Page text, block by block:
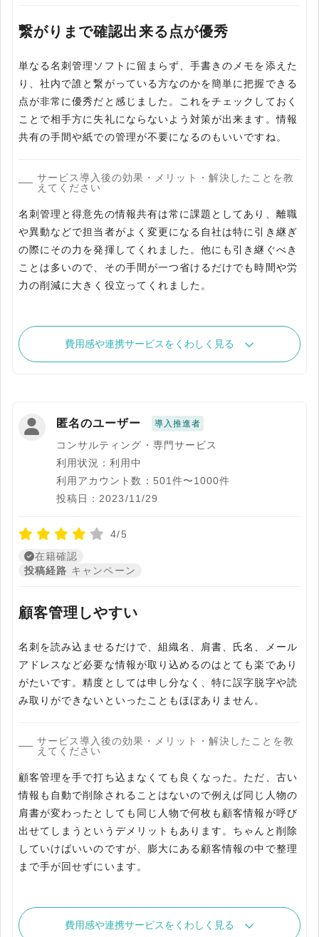
繋がりまで確認出来る点が優秀
単なる名刺管理ソフトに留まらず、手書きのメモを添えた
り、社内で誰と繋がっている方なのかを簡単に把握できる
点が非常に優秀だと感じました。これをチェックしておく
ことで相手方に失礼にならないよう対策が出来ます。情報
共有の手間や紙での管理が不要になるのもいいですね。
サービス導入後の効果・メリット・解決したことを教
えてください
名刺管理と得意先の情報共有は常に課題としてあり、離職
や異動などで担当者がよく変更になる自社は特に引き継ぎ
の際にその力を発揮してくれました。他にも引き継ぐべき
ことは多いので、その手間が一つ省けるだけでも時間や労
力の削減に大きく役立ってくれました。
費用感や連携サービスをくわしく見る
匿名のユーザー 導入推進者
コンサルティング・専門サービス
利用状況：利用中
利用アカウント数：501件〜1000件
投稿日：2023/11/29
4/5
在籍確認
投稿経路 キャンペーン
顧客管理しやすい
名刺を読み込ませるだけで、組織名、肩書、氏名、メール
アドレスなど必要な情報が取り込めるのはとても楽であり
がたいです。精度としては申し分なく、特に誤字脱字や読
み取りができないといったこともほぼありません。
サービス導入後の効果・メリット・解決したことを教
えてください
顧客管理を手で打ち込まなくても良くなった。ただ、古い
情報も自動で削除されることはないので例えば同じ人物の
肩書が変わったとしても同じ人物で何枚も顧客情報が呼び
出せてしまうというデメリットもあります。ちゃんと削除
していけばいいのですが、膨大にある顧客情報の中で整理
まで手が回せずにいます。
費用感や連携サービスをくわしく見る